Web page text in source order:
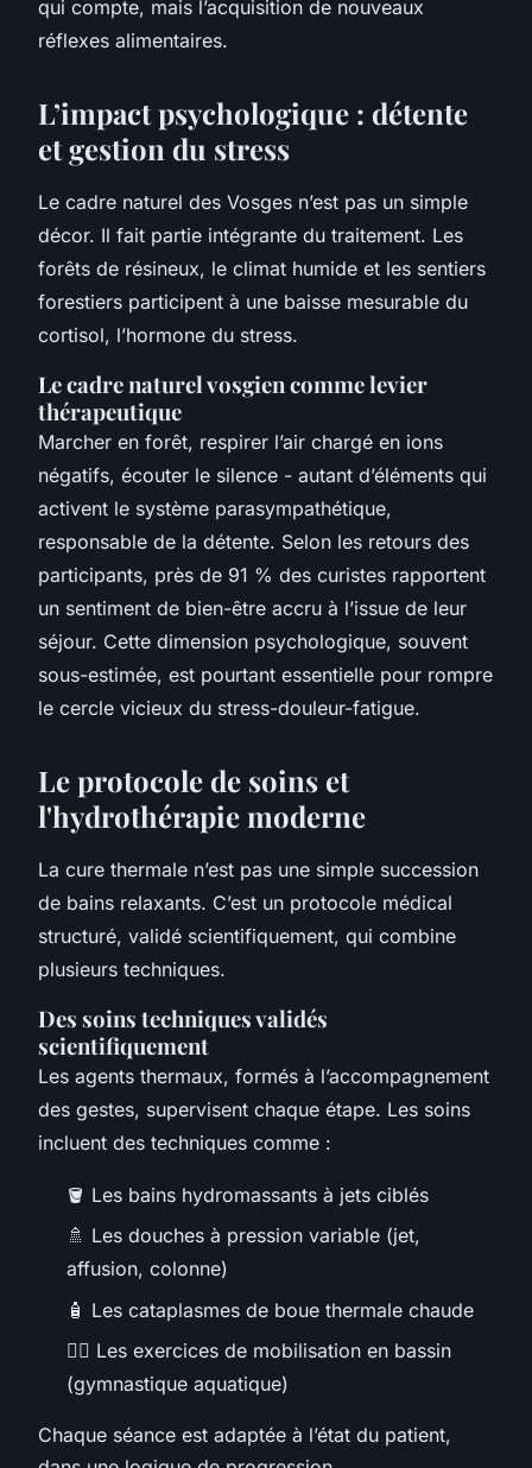
qui compte, mais l’acquisition de nouveaux
réflexes alimentaires.
L’impact psychologique : détente
et gestion du stress
Le cadre naturel des Vosges n’est pas un simple
décor. Il fait partie intégrante du traitement. Les
forêts de résineux, le climat humide et les sentiers
forestiers participent à une baisse mesurable du
cortisol, l’hormone du stress.
Le cadre naturel vosgien comme levier
thérapeutique
Marcher en forêt, respirer l’air chargé en ions
négatifs, écouter le silence - autant d’éléments qui
activent le système parasympathétique,
responsable de la détente. Selon les retours des
participants, près de 91 % des curistes rapportent
un sentiment de bien-être accru à l’issue de leur
séjour. Cette dimension psychologique, souvent
sous-estimée, est pourtant essentielle pour rompre
le cercle vicieux du stress-douleur-fatigue.
Le protocole de soins et
l'hydrothérapie moderne
La cure thermale n’est pas une simple succession
de bains relaxants. C’est un protocole médical
structuré, validé scientifiquement, qui combine
plusieurs techniques.
Des soins techniques validés
scientifiquement
Les agents thermaux, formés à l’accompagnement
des gestes, supervisent chaque étape. Les soins
incluent des techniques comme :
🪣 Les bains hydromassants à jets ciblés
🚿 Les douches à pression variable (jet,
affusion, colonne)
🧴 Les cataplasmes de boue thermale chaude
🏊‍♂️ Les exercices de mobilisation en bassin
(gymnastique aquatique)
Chaque séance est adaptée à l’état du patient,